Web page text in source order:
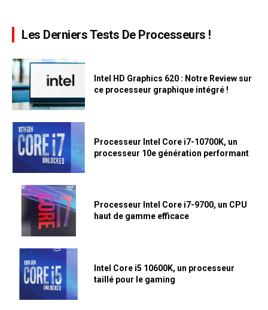
Les Derniers Tests De Processeurs !
Intel HD Graphics 620 : Notre Review sur
ce processeur graphique intégré !
Processeur Intel Core i7-10700K, un
processeur 10e génération performant
Processeur Intel Core i7-9700, un CPU
haut de gamme efficace
Intel Core i5 10600K, un processeur
taillé pour le gaming